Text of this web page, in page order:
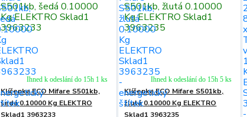
Klíčenka ECO Mifare S501kb,
šedá 0.10000 Kg ELEKTRO
Sklad1 3963233
Ihned k odeslání do 15h 1 ks
Klíčenka ECO Mifare S501kb,
žlutá 0.10000 Kg ELEKTRO
Sklad1 3963235
Ihned k odeslání do 15h 5 ks